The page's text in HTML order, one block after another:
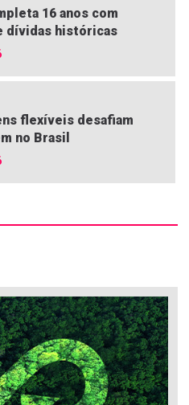
16 anos com
dívidas históricas
flexíveis desafiam
no Brasil